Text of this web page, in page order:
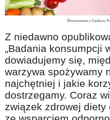
Podróże i wypoczynek
Na wesoło
Hobby i pasje
Żyj aktywnie
60plus - najcenniejsi klienci
Dobra opieka
Z niedawno
„Badania konsumpcji
dowiadujemy się,
warzywa spożywamy
najchętniej i jakie
dostrzegamy. Coraz
związek zdrowej